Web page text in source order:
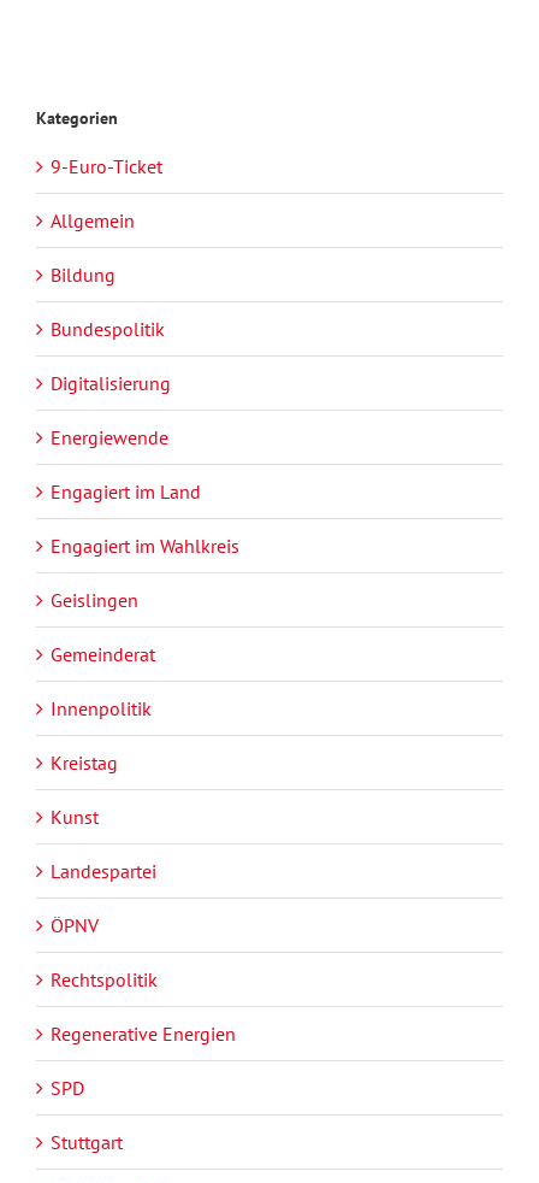
Kategorien
9-Euro-Ticket
Allgemein
Bildung
Bundespolitik
Digitalisierung
Energiewende
Engagiert im Land
Engagiert im Wahlkreis
Geislingen
Gemeinderat
Innenpolitik
Kreistag
Kunst
Landespartei
ÖPNV
Rechtspolitik
Regenerative Energien
SPD
Stuttgart